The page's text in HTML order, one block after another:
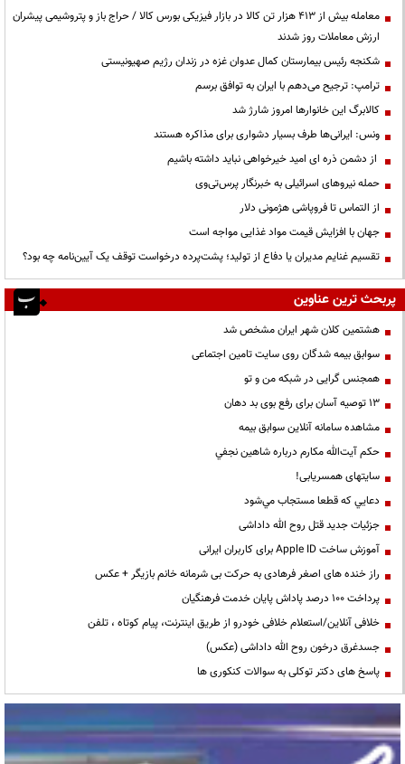
معامله بیش از ۴۱۳ هزار تن کالا در بازار فیزیکی بورس کالا / حراج باز و پتروشیمی پیشران
ارزش معاملات روز شدند
شکنجه رئیس بیمارستان کمال عدوان غزه در زندان رژیم صهیونیستی
ترامپ: ترجیح می‌دهم با ایران به توافق برسم
کالابرگ این خانوارها امروز شارژ شد
ونس: ایرانی‌ها طرف بسیار دشواری برای مذاکره هستند
از دشمن ذره ای امید خیرخواهی نباید داشته باشیم
حمله نیروهای اسرائیلی به خبرنگار پرس‌تی‌وی
از التماس تا فروپاشی هژمونی دلار
جهان با افزایش قیمت مواد غذایی مواجه است
تقسیم غنایم مدیران یا دفاع از تولید؛ پشت‌پرده درخواست توقف یک آیین‌نامه چه بود؟
پربحث ترین عناوین
هشتمین کلان شهر ایران مشخص شد
سوابق بیمه شدگان روی سایت تامین اجتماعی
همجنس گرایی در شبکه من و تو
13 توصیه آسان برای رفع بوی بد دهان
مشاهده سامانه آنلاين سوابق بیمه
حكم آيت‌الله مكارم درباره شاهين نجفي
سایتهای همسریابی!
دعايي كه قطعا مستجاب مي‌شود
جزئیات جدید قتل روح الله داداشی
آموزش ساخت Apple ID برای کاربران ایرانی
راز خنده های اصغر فرهادی به حرکت بی شرمانه خانم بازیگر + عکس
پرداخت ۱۰۰ درصد پاداش پایان خدمت فرهنگیان
خلافی آنلاین/استعلام خلافی خودرو از طریق اینترنت، پیام کوتاه ، تلفن
جسدغرق درخون روح الله داداشی (عکس)
پاسخ های دکتر توکلی به سوالات کنکوری ها